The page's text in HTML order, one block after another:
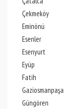
Çekmeköy
Eminönü
Esenler
Esenyurt
Eyüp
Fatih
Gaziosmanpaşa
Güngören